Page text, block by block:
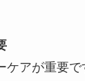
ケアが重要